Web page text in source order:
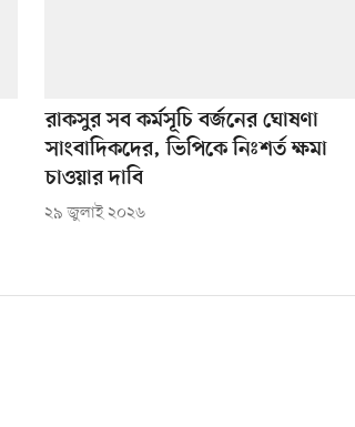
রাকসুর সব কর্মসূচি বর্জনের ঘোষণা
সাংবাদিকদের, ভিপিকে নিঃশর্ত ক্ষমা
চাওয়ার দাবি
২৯ জুলাই ২০২৬